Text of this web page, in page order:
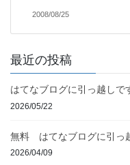
2008/08/25
最近の投稿
はてなブログに引っ越しで
2026/05/22
無料 はてなブログに引っ
2026/04/09